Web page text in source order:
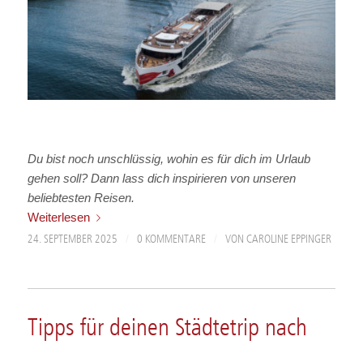
Du bist noch unschlüssig, wohin es für dich im Urlaub
gehen soll? Dann lass dich inspirieren von unseren
beliebtesten Reisen.
Weiterlesen
24. SEPTEMBER 2025 0 KOMMENTARE VON CAROLINE EPPINGER
Tipps für deinen Städtetrip nach